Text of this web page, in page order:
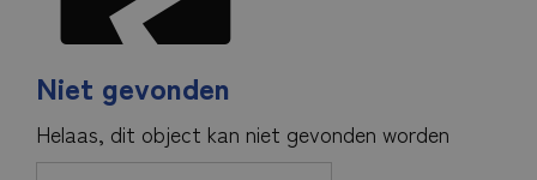
Niet gevonden
Helaas, dit object kan niet gevonden worden